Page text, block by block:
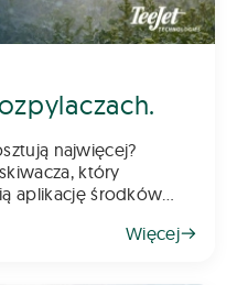
najwięcej?
który
aplikację środków
Więcej